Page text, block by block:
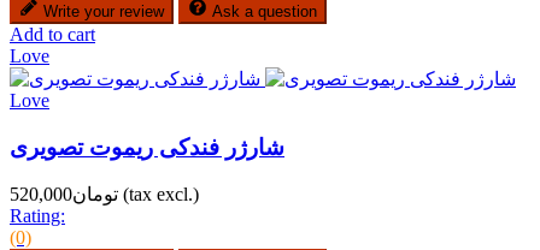
Write your review Ask a question
Add to cart
Love
Love
شارژر فندکی ریموت تصویری
تومان520,000 (tax excl.)
Rating:
(0)